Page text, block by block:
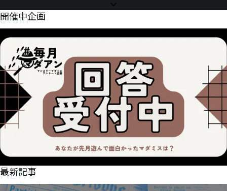
Event
開催中企画
NEWS
最新記事